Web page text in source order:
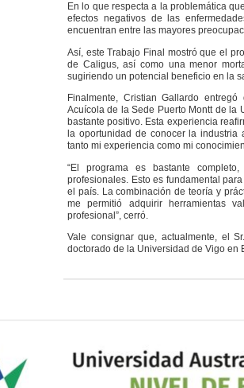
En lo que respecta a la problemática
efectos negativos de las
encuentran entre las mayores
Así, este Trabajo Final mostró que el
de Caligus, así como una menor
sugiriendo un potencial beneficio en la
Finalmente, Cristian Gallardo
Acuícola de la Sede Puerto Montt de la
bastante positivo. Esta experiencia
la oportunidad de conocer la
tanto mi experiencia como mi
“El programa es bastante
profesionales. Esto es fundamental
el país. La combinación de teoría y
me permitió adquirir herramientas
profesional”, cerró.
Vale consignar que, actualmente, el
doctorado de la Universidad de Vigo en